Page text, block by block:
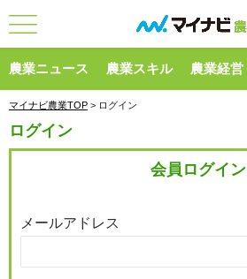
農業ニュース 農業スキル 農業経営
マイナビ農業TOP > ログイン
ログイン
会員ログイン
メールアドレス